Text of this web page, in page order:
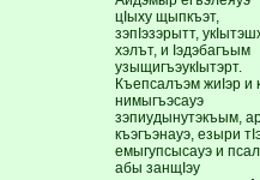
цIыху щыпкъэт,
зэпIэзэрытт,
хэлът, и Iэдэбагъым
узыщигъэукIытэрт.
Къепсалъэм жиIэр и
нимыгъэсауэ
зэпиудынутэкъым,
къэгъэнауэ, езыри
емыгупсысауэ и
абы занщIэу